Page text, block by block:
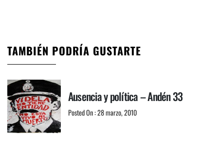
TAMBIÉN PODRÍA GUSTARTE
Ausencia y política – Andén 33
Posted On : 28 marzo, 2010